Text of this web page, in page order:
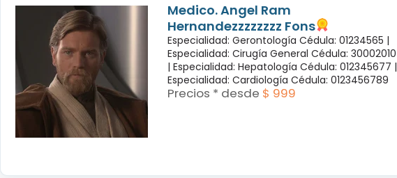
Medico. Angel Ram
Hernandezzzzzzzz Fons
Especialidad: Gerontología Cédula: 01234565 |
Especialidad: Cirugía General Cédula: 30002010
| Especialidad: Hepatología Cédula: 012345677 |
Especialidad: Cardiología Cédula: 0123456789
Precios * desde $ 999